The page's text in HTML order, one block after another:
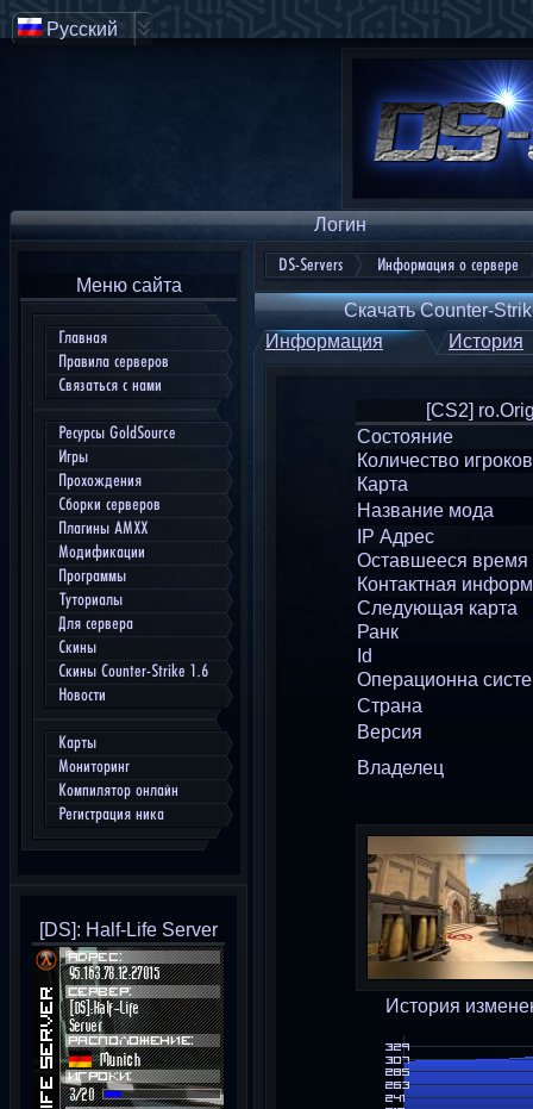
Логин
Меню сайта
Главная
Правила серверов
Связаться с нами
Ресурсы GoldSource
Игры
Прохождения
Сборки серверов
Плагины AMXX
Модификации
Программы
Туториалы
Для сервера
Скины
Скины Counter-Strike 1.6
Новости
Карты
Мониторинг
Компилятор онлайн
Регистрация ника
[DS]: Half-Life Server
DS-Servers Информация о сервере
Скачать Counter-
Информация
История
[CS2]
Состояние
Количество игроков
Карта
Название мода
IP Адрес
Оставшееся время
Контактная
Следующая карта
Ранк
Id
Операционна
Страна
Версия
Владелец
История
Русский